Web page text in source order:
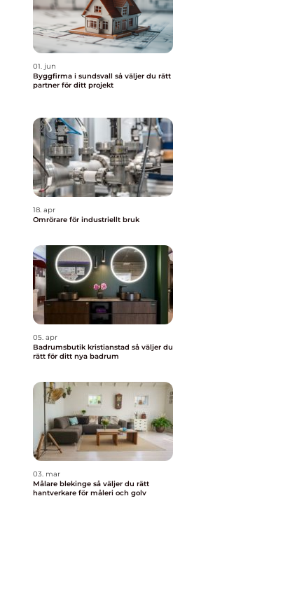
01. jun
Byggfirma i sundsvall så väljer du rätt
partner för ditt projekt
18. apr
Omrörare för industriellt bruk
05. apr
Badrumsbutik kristianstad så väljer du
rätt för ditt nya badrum
03. mar
Målare blekinge så väljer du rätt
hantverkare för måleri och golv